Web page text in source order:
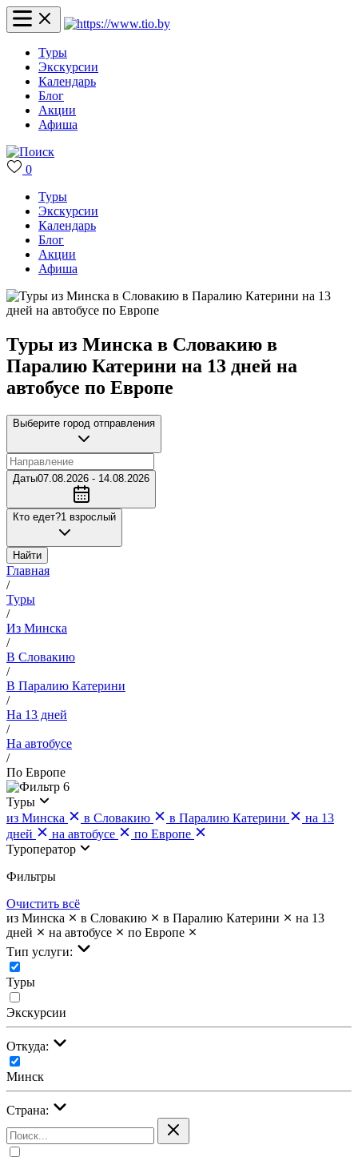
Туры
Экскурсии
Календарь
Блог
Акции
Афиша
0
Туры
Экскурсии
Календарь
Блог
Акции
Афиша
Туры из Минска в Словакию в
Паралию Катерини на 13 дней на
автобусе по Европе
Выберите город отправления
Даты07.08.2026 - 14.08.2026
Кто едет?1 взрослый
Найти
Главная
/
Туры
/
Из Минска
/
В Словакию
/
В Паралию Катерини
/
На 13 дней
/
На автобусе
/
По Европе
6
Туры
из Минска
в Словакию в Паралию Катерини
на 13
дней
на автобусе
по Европе
Туроператор
Фильтры
Очистить всё
из Минска
в Словакию в Паралию Катерини
на 13
дней
на автобусе
по Европе
Тип услуги:
Туры
Экскурсии
Откуда:
Минск
Страна: